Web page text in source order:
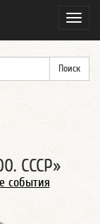
СССР»
события